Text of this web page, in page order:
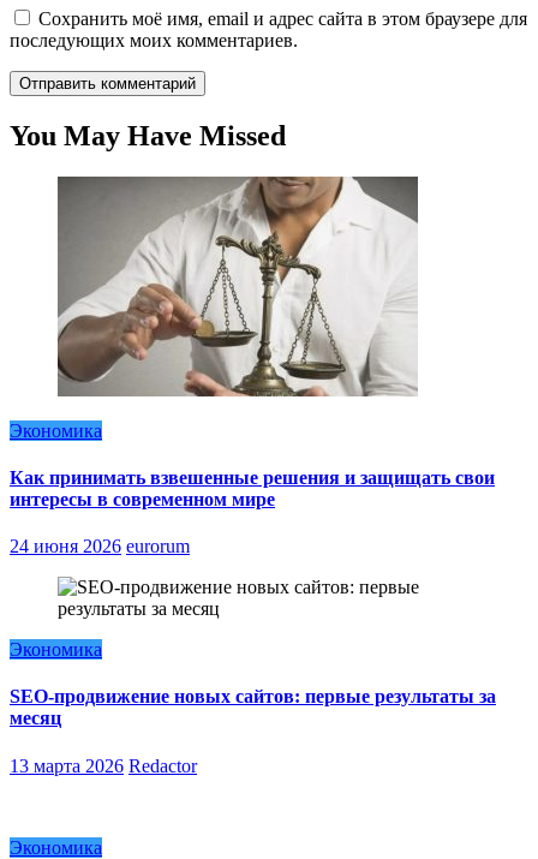
Сохранить моё имя, email и адрес сайта в этом браузере для
последующих моих комментариев.
You May Have Missed
Экономика
Как принимать взвешенные решения и защищать свои
интересы в современном мире
24 июня 2026 eurorum
Экономика
SEO-продвижение новых сайтов: первые результаты за
месяц
13 марта 2026 Redactor
Экономика